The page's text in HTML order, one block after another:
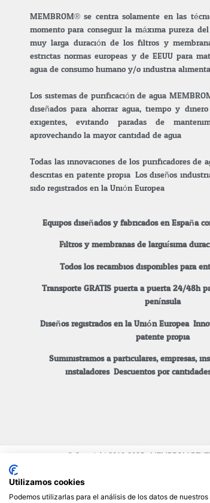
MEMBROM® se centra solamente en las
momento para conseguir la máxima pureza
muy larga duración de los filtros y
estrictas normas europeas y de EEUU para
agua de consumo humano y/o industria
Los sistemas de purificación de agua
diseñados para ahorrar agua, tiempo y
exigentes, evitando paradas de
aprovechando la mayor cantidad de agua.
Todas las innovaciones de los purificadores de
descritas en patente propia. Los diseños
sido registrados en la Unión Europea.
Equipos diseñados y fabricados en España
Filtros y membranas de larguísima
Todos los recambios disponibles para
Transporte GRATIS puerta a puerta 24/48h
península.
Diseños registrados en la Unión Europea.
patente propia.
Suministramos a particulares, empresas,
instaladores.Descuentos por
© Copyright 2019-2025 - MEMBROM
(Pontevedra), Galicia, España (Spain)
Dirección centro de trabajo (Cita previa):
Utilizamos cookies
Podemos utilizarlas para el análisis de los datos de